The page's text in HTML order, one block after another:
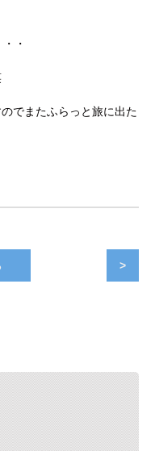
・
でまたふらっと旅に出た
>